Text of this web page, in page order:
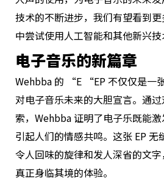
技术的不断进步，我们有望看到
中尝试使用人工智能和其他新兴技
电子音乐的新篇章
Wehbba 的 “E “EP 不仅仅是一
对电子音乐未来的大胆宣言。通
索，Wehbba 证明了电子乐既能
引起人们的情感共鸣。这张 EP 无
令人回味的旋律和发人深省的文
真正身临其境的体验。